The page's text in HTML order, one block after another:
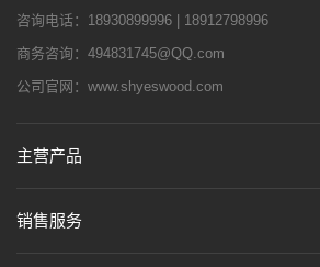
咨询电话： 18930899996 | 18912798996
商务咨询： 494831745@QQ.com
公司官网： www.shyeswood.com
主营产品
销售服务